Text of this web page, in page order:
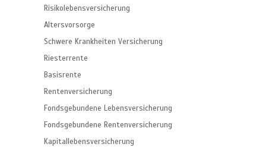
Risikolebensversicherung
Altersvorsorge
Schwere Krankheiten Versicherung
Riesterrente
Basisrente
Rentenversicherung
Fondsgebundene Lebensversicherung
Fondsgebundene Rentenversicherung
Kapitallebensversicherung